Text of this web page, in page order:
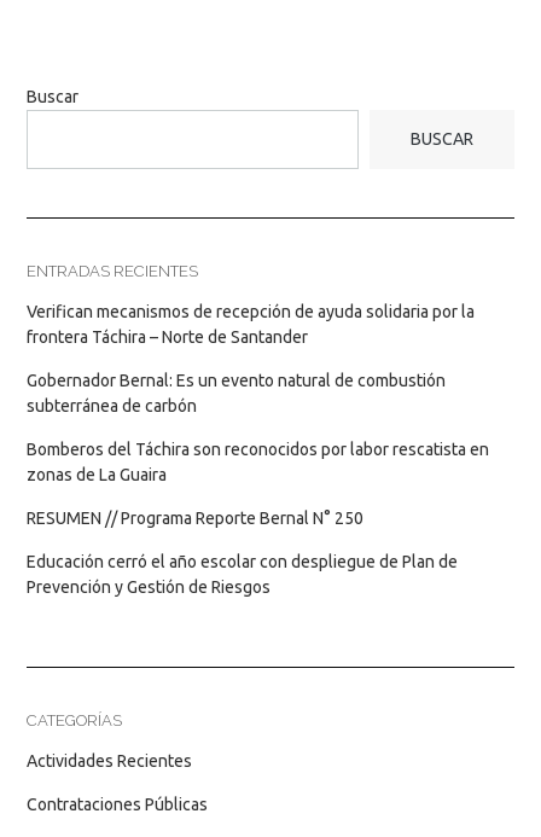
Buscar
BUSCAR
ENTRADAS RECIENTES
Verifican mecanismos de recepción de ayuda solidaria por la
frontera Táchira – Norte de Santander
Gobernador Bernal: Es un evento natural de combustión
subterránea de carbón
Bomberos del Táchira son reconocidos por labor rescatista en
zonas de La Guaira
RESUMEN // Programa Reporte Bernal N° 250
Educación cerró el año escolar con despliegue de Plan de
Prevención y Gestión de Riesgos
CATEGORÍAS
Actividades Recientes
Contrataciones Públicas